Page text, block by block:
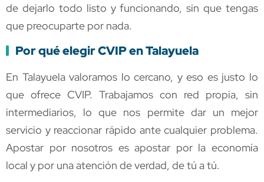
de dejarlo todo listo y funcionando, sin que tengas
que preocuparte por nada.
Por qué elegir CVIP en Talayuela
En Talayuela valoramos lo cercano, y eso es justo lo
que ofrece CVIP. Trabajamos con red propia, sin
intermediarios, lo que nos permite dar un mejor
servicio y reaccionar rápido ante cualquier problema.
Apostar por nosotros es apostar por la economía
local y por una atención de verdad, de tú a tú.